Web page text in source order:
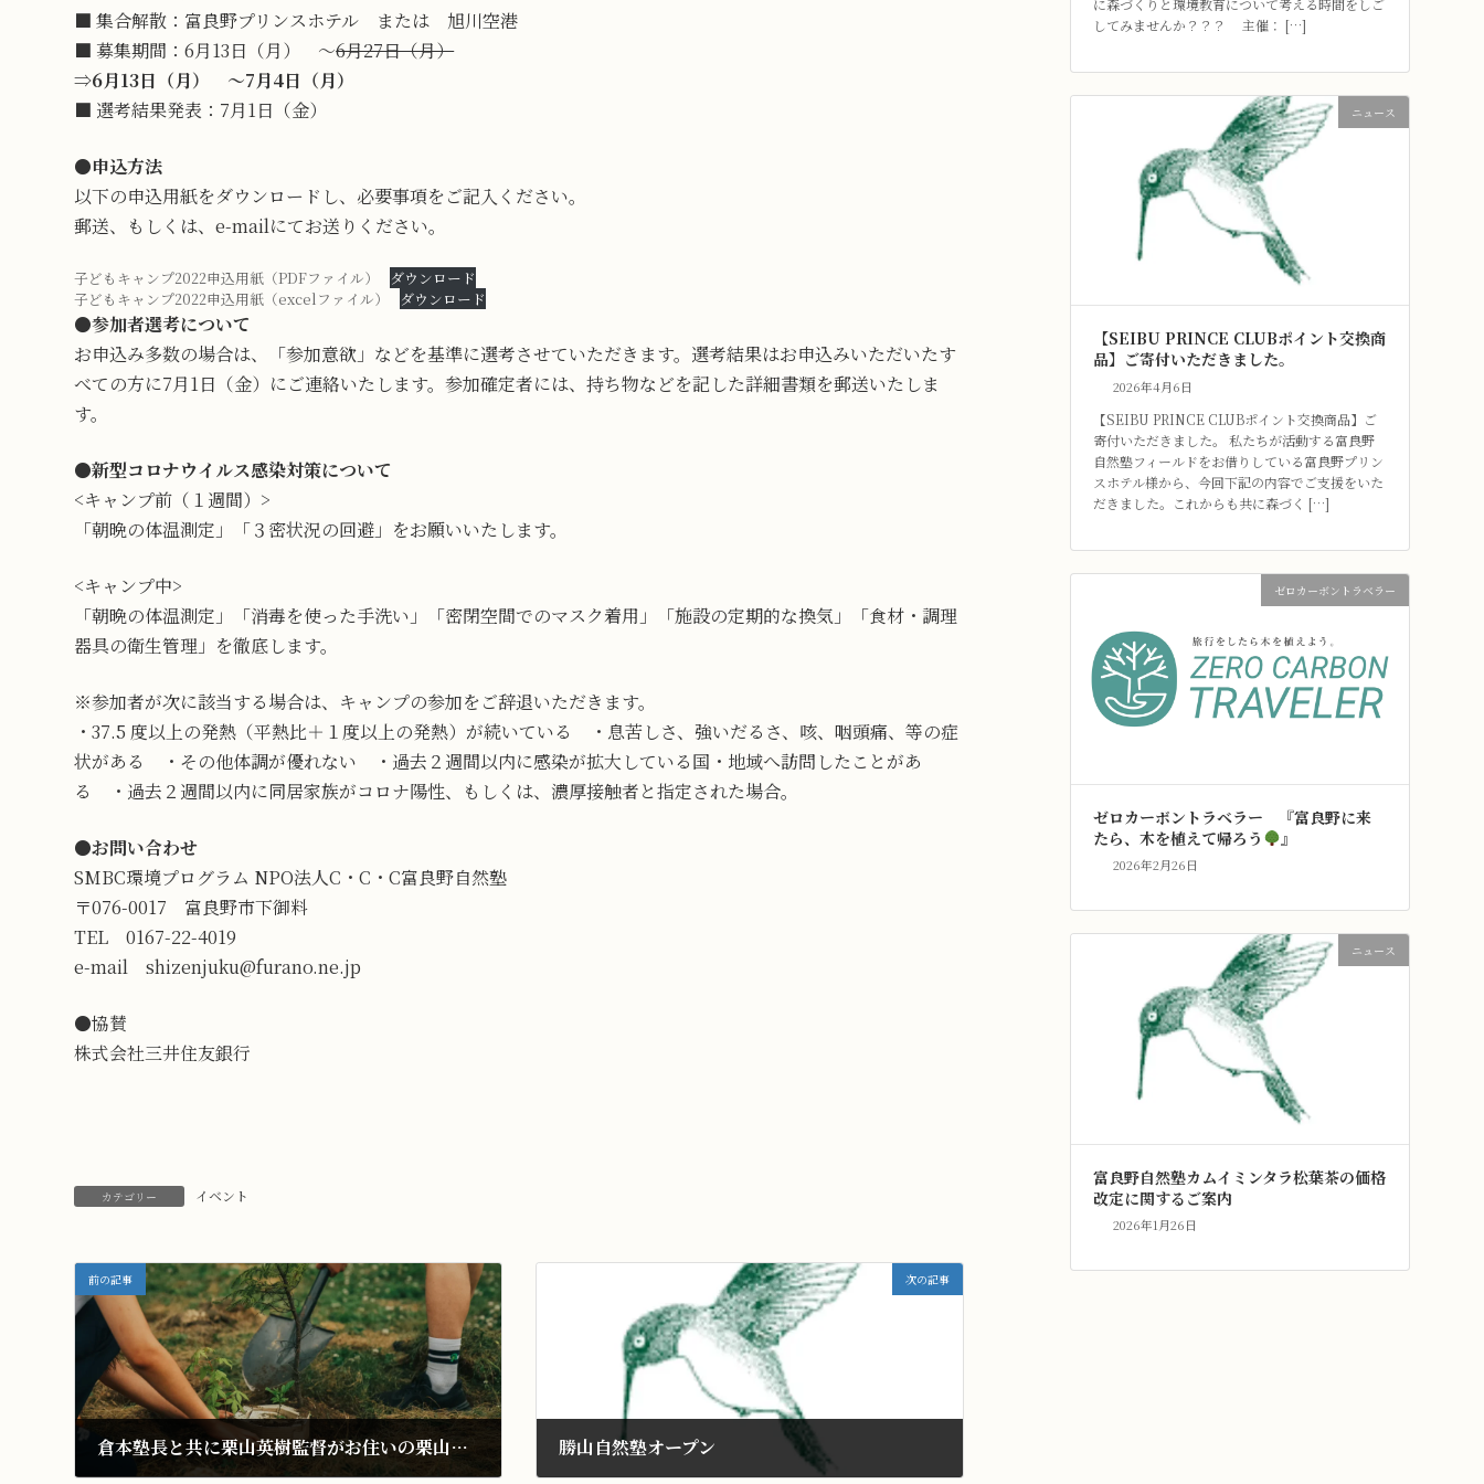
■ 集合解散：富良野プリンスホテル または 旭川空港
■ 募集期間：6月13日（月） ～6月27日（月）
⇒6月13日（月） ～7月4日（月）
■ 選考結果発表：7月1日（金）
●申込方法
以下の申込用紙をダウンロードし、必要事項をご記入ください。
郵送、もしくは、e-mailにてお送りください。
子どもキャンプ2022申込用紙（PDFファイル）
ダウンロード
子どもキャンプ2022申込用紙（excelファイル）
ダウンロード
●参加者選考について
お申込み多数の場合は、「参加意欲」などを基準に選考させていただきます。選考結果はお申込みいただいたす
べての方に7月1日（金）にご連絡いたします。参加確定者には、持ち物などを記した詳細書類を郵送いたしま
す。
●新型コロナウイルス感染対策について
<キャンプ前（１週間）>
「朝晩の体温測定」「３密状況の回避」をお願いいたします。
<キャンプ中>
「朝晩の体温測定」「消毒を使った手洗い」「密閉空間でのマスク着用」「施設の定期的な換気」「食材・調理
器具の衛生管理」を徹底します。
※参加者が次に該当する場合は、キャンプの参加をご辞退いただきます。
・37.5 度以上の発熱（平熱比＋１度以上の発熱）が続いている ・息苦しさ、強いだるさ、咳、咽頭痛、等の症
状がある ・その他体調が優れない ・過去２週間以内に感染が拡大している国・地域へ訪問したことがあ
る ・過去２週間以内に同居家族がコロナ陽性、もしくは、濃厚接触者と指定された場合。
●お問い合わせ
SMBC環境プログラム NPO法人C・C・C富良野自然塾
〒076-0017 富良野市下御料
TEL 0167-22-4019
e-mail shizenjuku@furano.ne.jp
●協賛
株式会社三井住友銀行
カテゴリー イベント
前の記事
倉本塾長と共に栗山英樹監督がお住いの栗山町へ植樹をしてきました。
次の記事
勝山自然塾オープン
してみませんか？？？ 主催： […]
ニュース
【SEIBU PRINCE CLUBポイント交換商
品】ご寄付いただきました。
2026年4月6日
【SEIBU PRINCE CLUBポイント交換商品】ご
寄付いただきました。 私たちが活動する富良野
自然塾フィールドをお借りしている富良野プリン
スホテル様から、今回下記の内容でご支援をいた
だきました。これからも共に森づく […]
ゼロカーボントラベラー
ゼロカーボントラベラー 『富良野に来
たら、木を植えて帰ろう
』
2026年2月26日
ニュース
富良野自然塾カムイミンタラ松葉茶の価格
改定に関するご案内
2026年1月26日